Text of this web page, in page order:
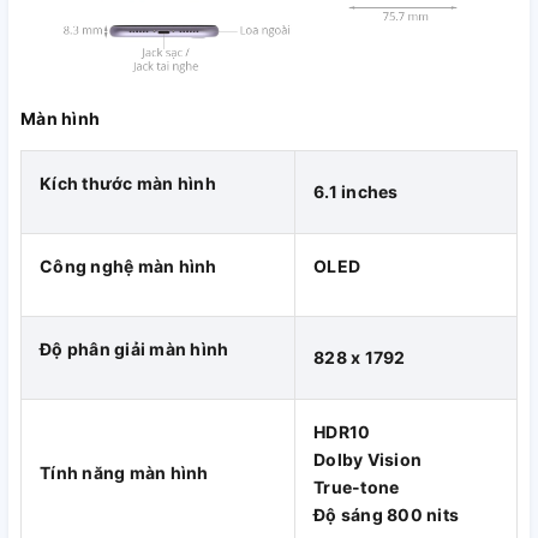
Chiếc iPhone này cũng được nâng cấp dung lượng
thay vì 3 GB như thế hệ trước đó.
Thời lượng pin tốt nhất từ trước tới nay
Khi nói đến thời lượng pin iPhone 11, hẳn nhiều người đã ước
Màn hình
Kích thước màn hình 6.1 inches
Công nghệ màn hình OLED
Độ phân giải màn hình 828 x 1792
Tính năng màn hình
HDR10
Dolby Vision
True-tone
Độ sáng 800 nits